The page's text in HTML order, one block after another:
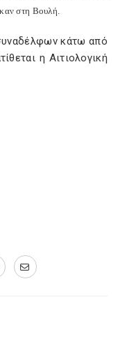
στη Βουλή.
κάτω από
η Αιτιολογική